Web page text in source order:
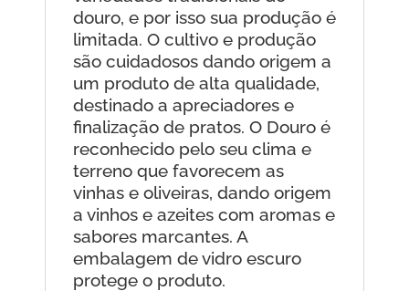
douro, e por isso sua produção é
limitada. O cultivo e produção
são cuidadosos dando origem a
um produto de alta qualidade,
destinado a apreciadores e
finalização de pratos. O Douro é
reconhecido pelo seu clima e
terreno que favorecem as
vinhas e oliveiras, dando origem
a vinhos e azeites com aromas e
sabores marcantes. A
embalagem de vidro escuro
protege o produto.